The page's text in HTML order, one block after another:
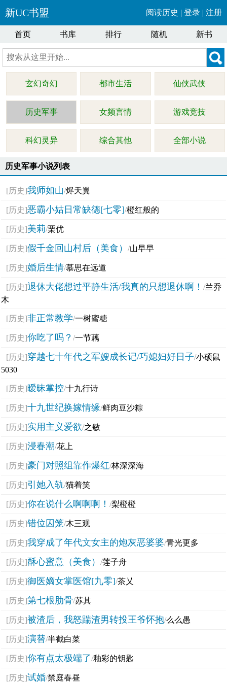
新UC书盟 阅读历史 | 登录 | 注册
首页 书库 排行 随机 新书
玄幻奇幻 都市生活 仙侠武侠
历史军事 女频言情 游戏竞技
科幻灵异 综合其他 全部小说
历史军事小说列表
[历史]我师如山/烬天翼
[历史]恶霸小姑日常缺德[七零]/橙红般的
[历史]美莉/栗优
[历史]假千金回山村后（美食）/山早早
[历史]婚后生情/慕思在远道
[历史]退休大佬想过平静生活/我真的只想退休啊！/兰乔
木
[历史]非正常教学/一树蜜糖
[历史]你吃了吗？/一节藕
[历史]穿越七十年代之军嫂成长记/巧媳妇好日子/小硕鼠
5030
[历史]暧昧掌控/十九行诗
[历史]十九世纪换嫁情缘/鲜肉豆沙粽
[历史]实用主义爱欲/之敏
[历史]浸春潮/花上
[历史]豪门对照组靠作爆红/林深深海
[历史]引她入轨/猫着笑
[历史]你在说什么啊啊啊！/梨橙橙
[历史]错位囚笼/木三观
[历史]我穿成了年代文女主的炮灰恶婆婆/青光更多
[历史]酥心蜜意（美食）/莲子舟
[历史]御医嫡女掌医馆[九零]/茶乂
[历史]第七根肋骨/苏其
[历史]被渣后，我怒踹渣男转投王爷怀抱/么么愚
[历史]演替/半截白菜
[历史]你有点太极端了/釉彩的钥匙
[历史]试婚/禁庭春昼